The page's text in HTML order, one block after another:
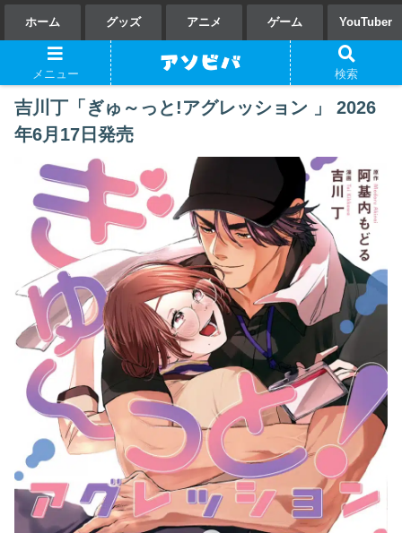
ホーム グッズ アニメ ゲーム YouTuber
吉川丁「ぎゅ～っと!アグレッション 」 2026
年6月17日発売
メニュー 検索